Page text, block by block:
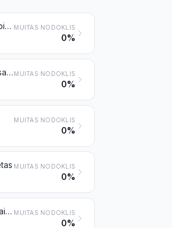
Iespiestas grāmatas, brošūras, informācijas lapas (bukleti) un tamlīdzīgi iespieddarbi, brošēti vai atsevišķu lapu veidā MUITAS NODOKLIS
0%
Laikraksti, žurnāli un citādi periodiskie izdevumi, ilustrēti vai neilustrēti, kas satur vai nesatur reklāmas materiālu MUITAS NODOKLIS
0%
MUITAS NODOKLIS
0%
MUITAS NODOKLIS
0%
Kartes, ģeogrāfiskās, hidrogrāfiskās vai visu veidu tamlīdzīgas kartes, ieskaitot atlantus, sienas kartes, topogrāfiskos plānus un globusus, iespiestas MUITAS NODOKLIS
0%